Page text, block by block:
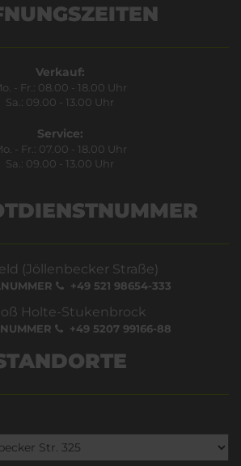
Verkauf:
- Fr.: 08.00 - 18.00 Uhr
Sa.: 09.00 - 13.00 Uhr
Service:
- Fr.: 07.00 - 18.00 Uhr
Sa.: 09.00 - 13.00 Uhr
(Jöllenbecker Straße)
+49 521 98654-333
Holte-Stukenbrock
+49 5207 99166-88